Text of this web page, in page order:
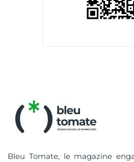
Bleu Tomate, le magazine